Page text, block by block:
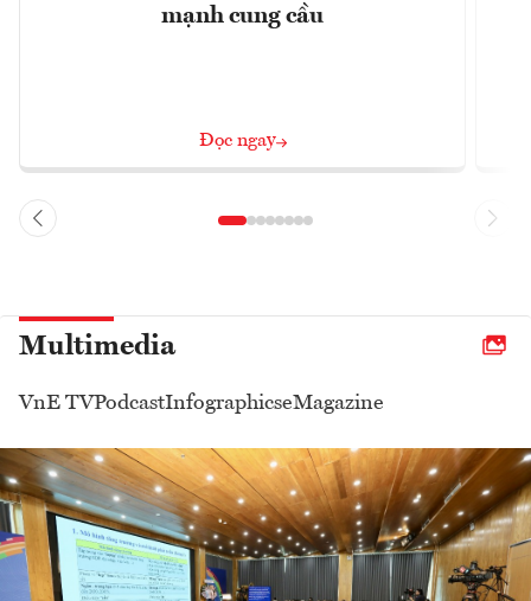
mạnh cung cầu
Đọc ngay
Multimedia
VnE TVPodcastInfographicseMagazine